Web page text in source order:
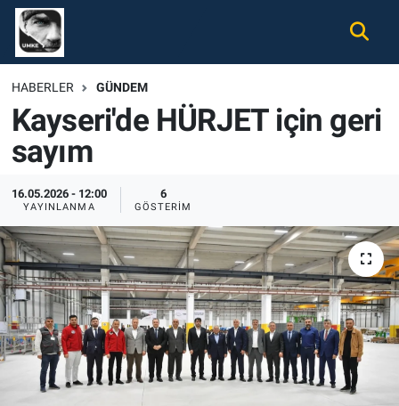
HABERLER GÜNDEM
Kayseri'de HÜRJET için geri
sayım
16.05.2026 - 12:00
YAYINLANMA
6
GÖSTERIM
Gündem
Ekonomi
Spor
Magazin
Tüm Haberler
İletişim
Künye
Nöbetçi Eczaneler
Hava Durumu
Namaz Vakitleri
Trafik Durumu
Süper Lig Puan Durumu ve Fikstür
Tüm Manşetler
Son Dakika Haberleri
Haber Arşivi